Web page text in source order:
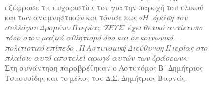
εξέφρασε τις ευχαριστίες του για την παροχή του υλικού
και των αναμνηστικών και τόνισε πως «Η δράση του
συλλόγου Δρομέων Πιερίας ‘ΖΕΥΣ’ έχει θετικό αντίκτυπο
τόσο στον μαζικό αθλητισμό όσο και σε κοινωνικό –
πολιτιστικό επίπεδο . Η Αστυνομική Διεύθυνση Πιερίας στο
πλαίσιο αυτό αποτελεί αρωγό αυτών των δράσεων».
Στη συνάντηση παραβρέθηκαν ο Αστυνόμος Β΄ Δημήτριος
Τσαουσίδης και το μέλος του Δ.Σ. Δημήτριος Βαρνάς.